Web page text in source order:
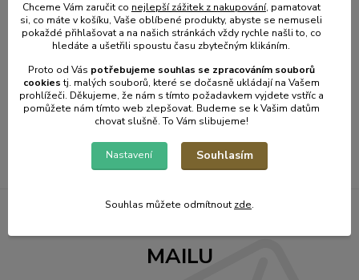
01.2025
Zahradní kalendář - únor.
číst celé
Zobrazit všechny články
MAILU
Chceme Vám zaručit co nejlepší zážitek z nakupování, pamatovat
si, co máte v košíku, Vaše oblíbené produkty, abyste se nemuseli
pokaždé přihlašovat a na našich stránkách vždy rychle našli to, co
hledáte a ušetřili spoustu času zbytečným klikáním.
Proto od Vás potřebujeme souhlas se zpracováním souborů
cookiestj. malých souborů, které se dočasně ukládají na Vašem
prohlížeči. Děkujeme, že nám s tímto požadavkem vyjdete vstříc a
pomůžete nám tímto web zlepšovat. Budeme se k Vašim datům
chovat slušně. To Vám slibujeme!
Nastavení Souhlasím
Souhlas můžete odmítnout zde.